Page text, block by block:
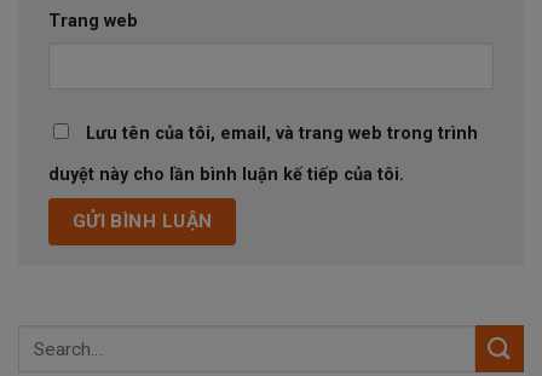
Trang web
Lưu tên của tôi, email, và trang web trong trình
duyệt này cho lần bình luận kế tiếp của tôi.